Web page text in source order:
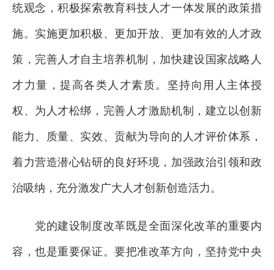
统观念，积极探索教育科技人才一体发展的政策措
施。实施更加积极、更加开放、更加有效的人才政
策，完善人才自主培养机制，加快建设国家战略人
才力量，提高各类人才素质。坚持向用人主体授
权、为人才松绑，完善人才激励机制，建立以创新
能力、质量、实效、贡献为导向的人才评价体系，
着力营造潜心钻研的良好环境，加强政治引领和政
治吸纳，充分激发广大人才创新创造活力。
党的建设制度改革既是全面深化改革的重要内
容，也是重要保证。要把准改革方向，坚持党中央